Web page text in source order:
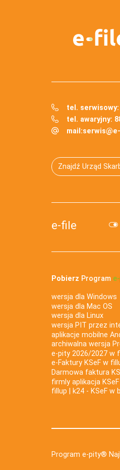
tel. serwisowy:
tel. awaryjny:
mail:
Znajdź Urząd
e-file
Pobierz Program e‑
wersja dla Windows
wersja dla Mac OS
wersja dla Linux
wersja PIT przez
aplikacje mobilne
archiwalna wersja
e-pity 2026/2027 w
e‑Faktury KSeF w
Darmowa faktura
firmly aplikacja
fillup | k24 - KSeF w
Program e-pity®